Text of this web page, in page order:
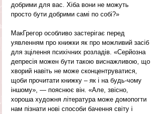
добрими для вас. Хіба вони не можуть
просто бути добрими самі по собі?»
МакГрегор особливо застерігає перед
уявленням про книжки як про можливий засіб
для зцілення психічних розладів. «Серйозна
депресія можен бути такою виснажливою, що
хворий навіть не може сконцентруватися,
щоби прочитати книжку – як і на будь-чому
іншому», — пояснює він. «Але, звісно,
хороша художня література може домопогти
нам пізнати нові способи бачення світу і